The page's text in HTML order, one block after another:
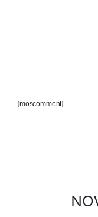
{moscomment}